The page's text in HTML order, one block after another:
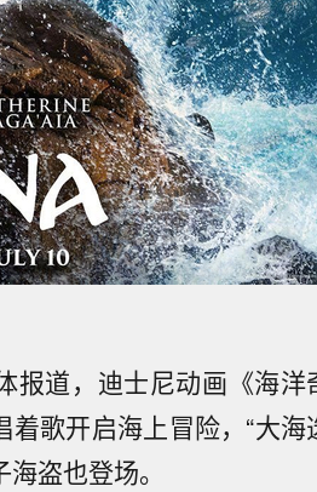
报道，迪士尼动画《海洋
歌开启海上冒险，“大海
盗也登场。